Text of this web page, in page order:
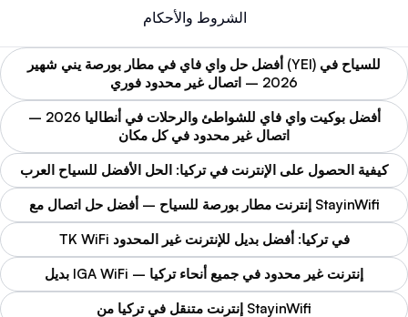
الشروط والأحكام
أفضل حل واي فاي في مطار بورصة يني شهير (YEI) للسياح في
2026 – اتصال غير محدود فوري
أفضل بوكيت واي فاي للشواطئ والرحلات في أنطاليا 2026 –
اتصال غير محدود في كل مكان
كيفية الحصول على الإنترنت في تركيا: الحل الأفضل للسياح العرب
إنترنت مطار بورصة للسياح – أفضل حل اتصال مع StayinWifi
TK WiFi في تركيا: أفضل بديل للإنترنت غير المحدود
بديل IGA WiFi – إنترنت غير محدود في جميع أنحاء تركيا
إنترنت متنقل في تركيا من StayinWifi